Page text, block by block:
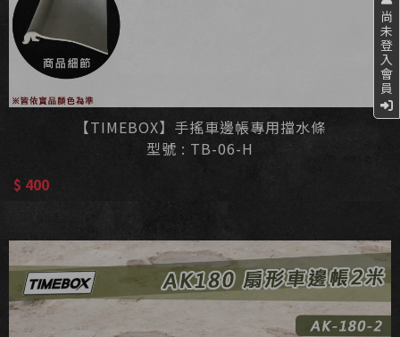
尚
未
登
入
會
員
【TIMEBOX】手搖車邊帳專用擋水條
型號 : TB-06-H
$ 400